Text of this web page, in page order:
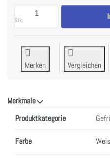
Stk.
Bosch
Merken Vergleichen
Merkmale
Produktkategorie
Farbe